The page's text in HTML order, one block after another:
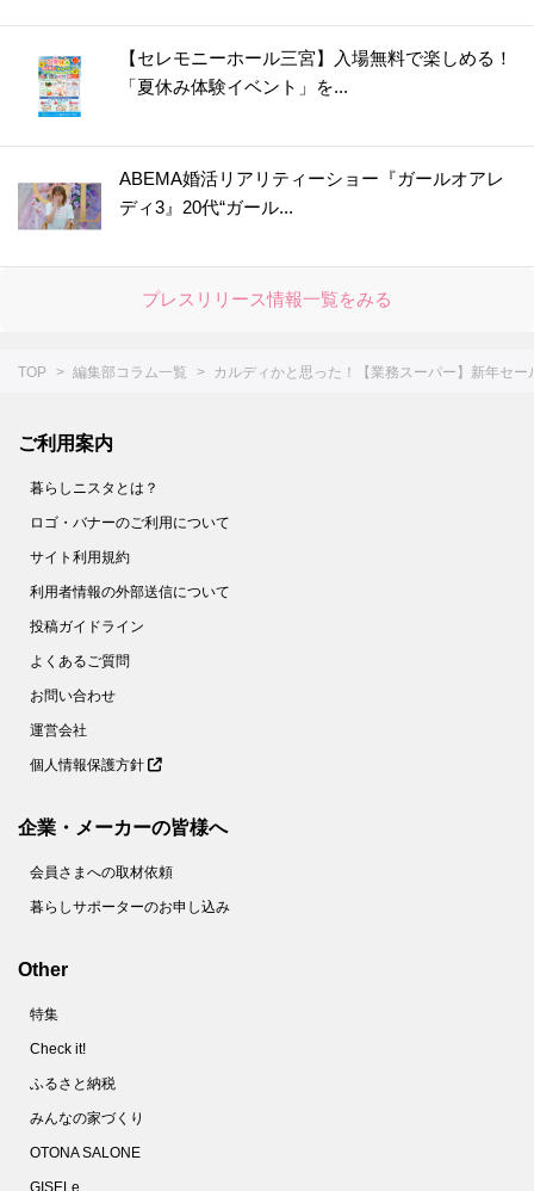
【セレモニーホール三宮】入場無料で楽しめる！
「夏休み体験イベント」を...
ABEMA婚活リアリティーショー『ガールオアレ
ディ3』20代“ガール...
プレスリリース情報一覧をみる
TOP 編集部コラム一覧 カルディかと思った！【業務スーパー】新年セ
ご利用案内
暮らしニスタとは？
ロゴ・バナーのご利用について
サイト利用規約
利用者情報の外部送信について
投稿ガイドライン
よくあるご質問
お問い合わせ
運営会社
個人情報保護方針
企業・メーカーの皆様へ
会員さまへの取材依頼
暮らしサポーターのお申し込み
Other
特集
Check it!
ふるさと納税
みんなの家づくり
OTONA SALONE
GISELe